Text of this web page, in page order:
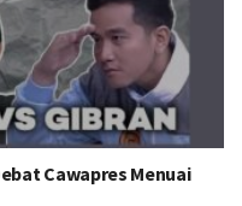
Cawapres Menuai